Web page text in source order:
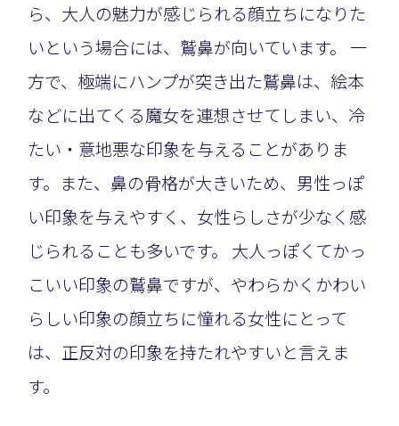
ら、大人の魅力が感じられる顔立ちになりた
いという場合には、鷲鼻が向いています。 一
方で、極端にハンプが突き出た鷲鼻は、絵本
などに出てくる魔女を連想させてしまい、冷
たい・意地悪な印象を与えることがありま
す。また、鼻の骨格が大きいため、男性っぽ
い印象を与えやすく、女性らしさが少なく感
じられることも多いです。 大人っぽくてかっ
こいい印象の鷲鼻ですが、やわらかくかわい
らしい印象の顔立ちに憧れる女性にとって
は、正反対の印象を持たれやすいと言えま
す。